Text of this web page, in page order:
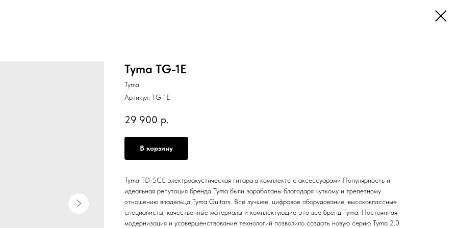
Tyma TG-1E
Tyma
Артикул: TG-1E
29 900 р.
В корзину
Tyma TD-5CE электроакустическая гитара в комплекте с аксессуарами Популярность и
идеальная репутация бренда Tyma были заработаны благодаря чуткому и трепетному
отношению владельца Tyma Guitars. Всё лучшее, цифровое оборудование, высококлассные
специалисты, качественные материалы и комплектующие-это все бренд Tyma. Постоянная
модернизация и усовершенствование технологий позволило создать новую серию Tyma 2.0